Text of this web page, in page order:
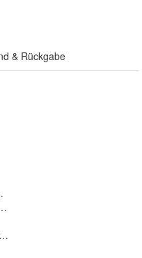
& Rückgabe
geklebt
Befiederung